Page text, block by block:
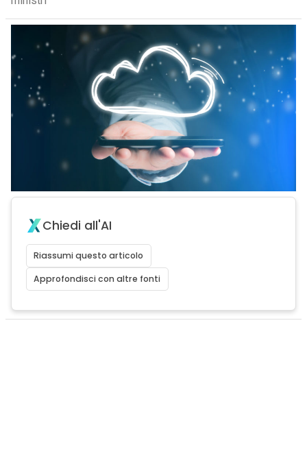
Chiedi all'AI
Riassumi questo articolo
Approfondisci con altre fonti